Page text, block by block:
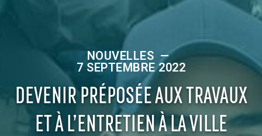
NOUVELLES —
7 SEPTEMBRE 2022
DEVENIR PRÉPOSÉE AUX TRAVAUX
ET À L’ENTRETIEN À LA VILLE